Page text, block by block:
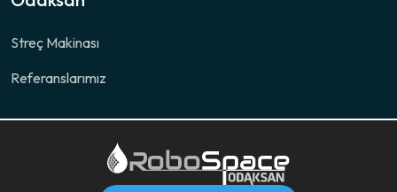
Streç Makinası
Referanslarımız